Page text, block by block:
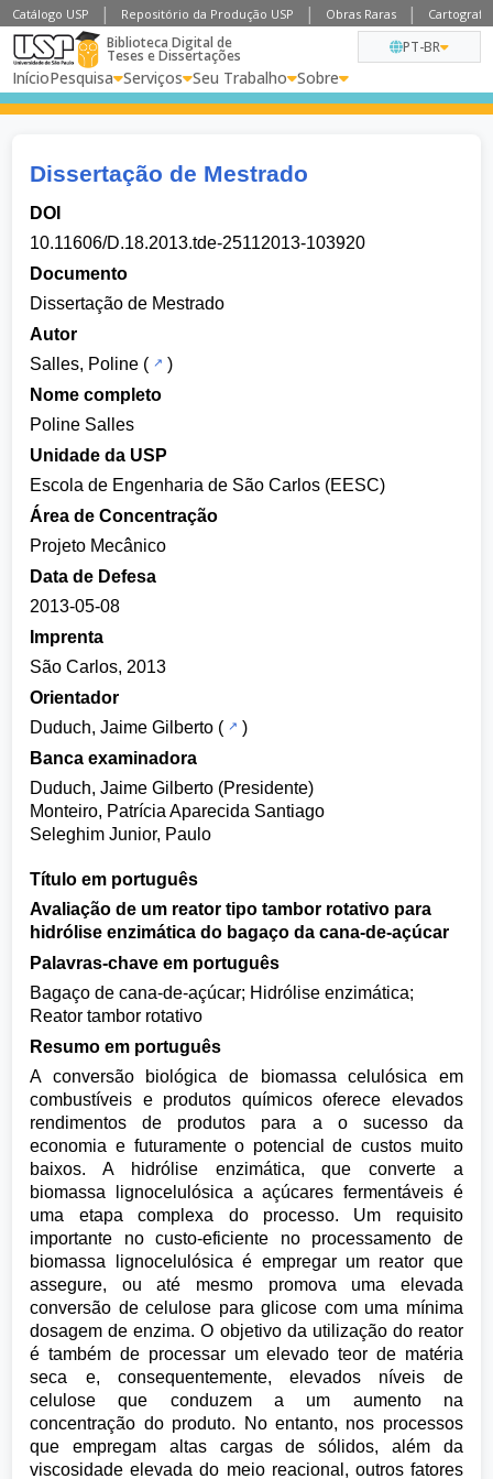
Catálogo USP Repositório da Produção USP Obras Raras
Biblioteca Digital de
Teses e Dissertações
InícioPesquisa Serviços Seu Trabalho Sobre
PT-BR
Dissertação de Mestrado
DOI
10.11606/D.18.2013.tde-25112013-103920
Documento
Dissertação de Mestrado
Autor
Salles, Poline (
)
Nome completo
Poline Salles
Unidade da USP
Escola de Engenharia de São Carlos (EESC)
Área de Concentração
Projeto Mecânico
Data de Defesa
2013-05-08
Imprenta
São Carlos, 2013
Orientador
Duduch, Jaime Gilberto (
)
Banca examinadora
Duduch, Jaime Gilberto (Presidente)
Monteiro, Patrícia Aparecida Santiago
Seleghim Junior, Paulo
Título em português
Avaliação de um reator tipo tambor rotativo para
hidrólise enzimática do bagaço da cana-de-açúcar
Palavras-chave em português
Bagaço de cana-de-açúcar; Hidrólise enzimática;
Reator tambor rotativo
Resumo em português
A conversão biológica de biomassa celulósica em
combustíveis e produtos químicos oferece elevados
rendimentos de produtos para a o sucesso da
economia e futuramente o potencial de custos muito
baixos. A hidrólise enzimática, que converte a
biomassa lignocelulósica a açúcares fermentáveis é
uma etapa complexa do processo. Um requisito
importante no custo-eficiente no processamento de
biomassa lignocelulósica é empregar um reator que
assegure, ou até mesmo promova uma elevada
conversão de celulose para glicose com uma mínima
dosagem de enzima. O objetivo da utilização do reator
é também de processar um elevado teor de matéria
seca e, consequentemente, elevados níveis de
celulose que conduzem a um aumento na
concentração do produto. No entanto, nos processos
que empregam altas cargas de sólidos, além da
viscosidade elevada do meio reacional, outros fatores